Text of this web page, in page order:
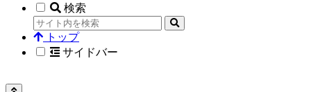
検索
トップ
サイドバー